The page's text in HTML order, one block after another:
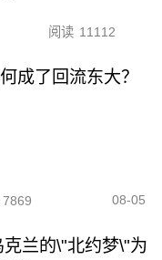
阅读 11112
成了回流东大？
7869 08-05
兰的\"北约梦\"为